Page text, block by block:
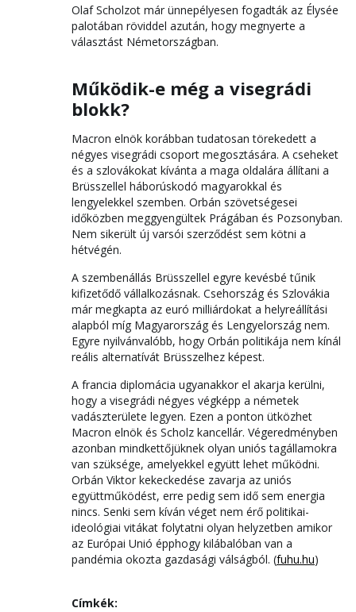
Olaf Scholzot már ünnepélyesen fogadták az Élysée
palotában röviddel azután, hogy megnyerte a
választást Németországban.
Működik-e még a visegrádi
blokk?
Macron elnök korábban tudatosan törekedett a
négyes visegrádi csoport megosztására. A cseheket
és a szlovákokat kívánta a maga oldalára állítani a
Brüsszellel háborúskodó magyarokkal és
lengyelekkel szemben. Orbán szövetségesei
időközben meggyengültek Prágában és Pozsonyban.
Nem sikerült új varsói szerződést sem kötni a
hétvégén.
A szembenállás Brüsszellel egyre kevésbé tűnik
kifizetődő vállalkozásnak. Csehország és Szlovákia
már megkapta az euró milliárdokat a helyreállítási
alapból míg Magyarország és Lengyelország nem.
Egyre nyilvánvalóbb, hogy Orbán politikája nem kínál
reális alternatívát Brüsszelhez képest.
A francia diplomácia ugyanakkor el akarja kerülni,
hogy a visegrádi négyes végképp a németek
vadászterülete legyen. Ezen a ponton ütközhet
Macron elnök és Scholz kancellár. Végeredményben
azonban mindkettőjüknek olyan uniós tagállamokra
van szüksége, amelyekkel együtt lehet működni.
Orbán Viktor kekeckedése zavarja az uniós
együttműködést, erre pedig sem idő sem energia
nincs. Senki sem kíván véget nem érő politikai-
ideológiai vitákat folytatni olyan helyzetben amikor
az Európai Unió épphogy kilábalóban van a
pandémia okozta gazdasági válságból. (fuhu.hu)
Címkék: